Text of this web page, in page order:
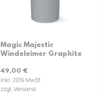
Magic Majestic
Windeleimer Graphite
49,00 €
inkl. 20% MwSt
zzgl. Versand